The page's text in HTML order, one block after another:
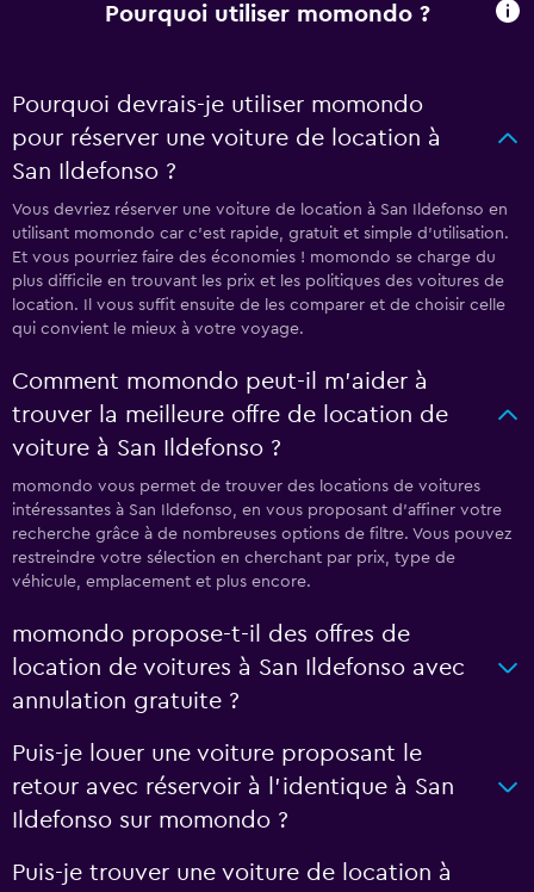
Pourquoi utiliser momondo ?
Pourquoi devrais-je utiliser momondo
pour réserver une voiture de location à
San Ildefonso ?
Vous devriez réserver une voiture de location à San Ildefonso en
utilisant momondo car c'est rapide, gratuit et simple d'utilisation.
Et vous pourriez faire des économies ! momondo se charge du
plus difficile en trouvant les prix et les politiques des voitures de
location. Il vous suffit ensuite de les comparer et de choisir celle
qui convient le mieux à votre voyage.
Comment momondo peut-il m’aider à
trouver la meilleure offre de location de
voiture à San Ildefonso ?
momondo vous permet de trouver des locations de voitures
intéressantes à San Ildefonso, en vous proposant d'affiner votre
recherche grâce à de nombreuses options de filtre. Vous pouvez
restreindre votre sélection en cherchant par prix, type de
véhicule, emplacement et plus encore.
momondo propose-t-il des offres de
location de voitures à San Ildefonso avec
annulation gratuite ?
Puis-je louer une voiture proposant le
retour avec réservoir à l’identique à San
Ildefonso sur momondo ?
Puis-je trouver une voiture de location à